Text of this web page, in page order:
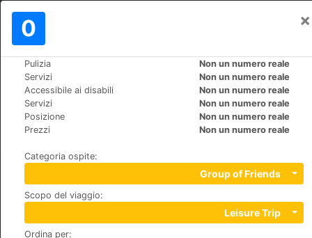
0 ×
Pulizia
Non un numero reale
Servizi
Non un numero reale
Accessibile ai disabili
Non un numero reale
Servizi
Non un numero reale
Posizione
Non un numero reale
Prezzi
Non un numero reale
Categoria ospite:
Group of Friends
Scopo del viaggio:
Leisure Trip
Ordina per:
Mondo>
Mon Port Hotel & Spa
+34 971 238623
c/Cala d'Egos, Finca La Noria, 07157